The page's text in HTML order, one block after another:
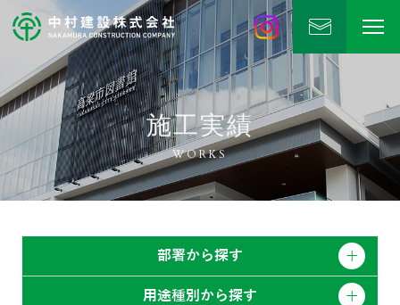
中村建設
公式Instagram
施工実績
WORKS
部署から探す
用途種別から探す